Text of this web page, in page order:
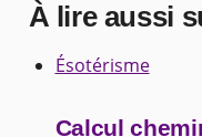
À lire aussi
Ésotérisme
Calcul